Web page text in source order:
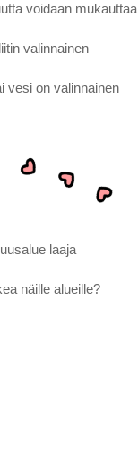
voidaan mukauttaa
valinnainen
vesi on valinnainen
laaja
näille alueille?